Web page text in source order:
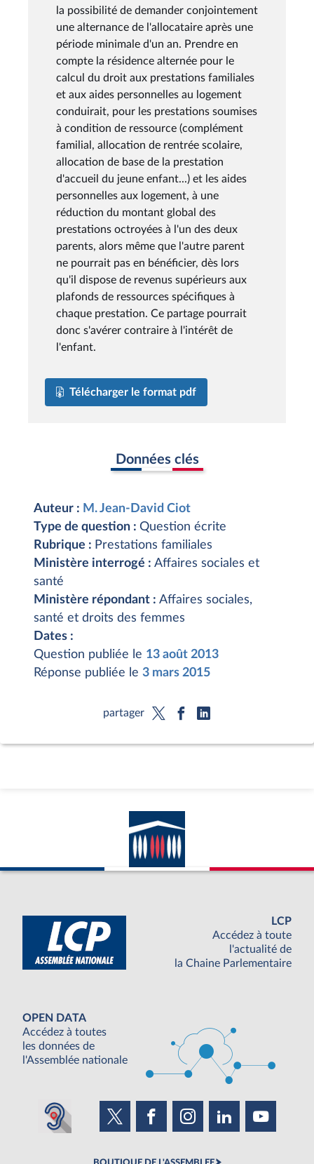
la possibilité de demander conjointement
une alternance de l'allocataire après une
période minimale d'un an. Prendre en
compte la résidence alternée pour le
calcul du droit aux prestations familiales
et aux aides personnelles au logement
conduirait, pour les prestations soumises
à condition de ressource (complément
familial, allocation de rentrée scolaire,
allocation de base de la prestation
d'accueil du jeune enfant...) et les aides
personnelles aux logement, à une
réduction du montant global des
prestations octroyées à l'un des deux
parents, alors même que l'autre parent
ne pourrait pas en bénéficier, dès lors
qu'il dispose de revenus supérieurs aux
plafonds de ressources spécifiques à
chaque prestation. Ce partage pourrait
donc s'avérer contraire à l'intérêt de
l'enfant.
Télécharger le format pdf
Données clés
Auteur : M. Jean-David Ciot
Type de question : Question écrite
Rubrique : Prestations familiales
Ministère interrogé : Affaires sociales et
santé
Ministère répondant : Affaires sociales,
santé et droits des femmes
Dates :
Question publiée le 13 août 2013
Réponse publiée le 3 mars 2015
partager
LCP
Accédez à toute
l'actualité de
la Chaine Parlementaire
OPEN DATA
Accédez à toutes
les données de
l'Assemblée nationale